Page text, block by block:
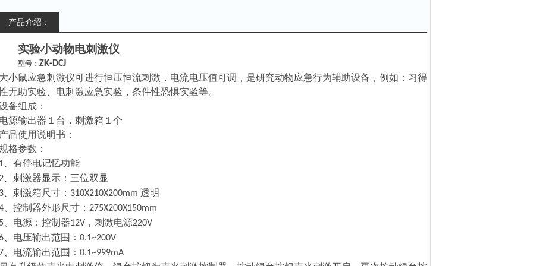
产品介绍：
实验小动物电刺激仪
型号： ZK-DCJ
小鼠应急刺激仪可进行恒压恒流刺激， 电流电压值可调，是研究动物应急行为辅助设备，例如：习得
无助实验、电刺激应急实验，条件性恐惧实验等。
备组成：
源输出器１台，刺激箱１个
品使用说明书：
格参数：
有停电记忆功能
刺激器显示： 三位双显
刺激箱尺寸： 310X210X200mm 透明
控制器外形尺寸： 275X200X150mm
电源：控制器12V ， 刺激电源220V
、电压输出范围： 0.1~200V
、电流输出范围： 0.1~999mA